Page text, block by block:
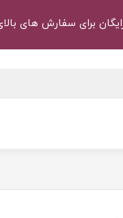
برای سفارش های بالای 1.000.000